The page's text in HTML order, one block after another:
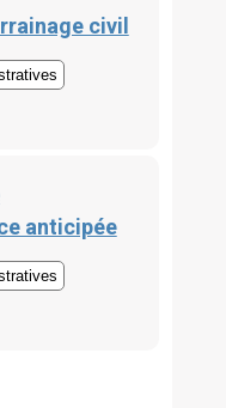
civil
anticipée